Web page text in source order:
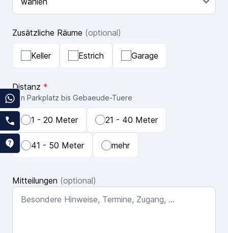
Zusätzliche Räume (optional)
Keller Estrich Garage
Distanz *
Von Parkplatz bis Gebaeude-Tuere
1 - 20 Meter 21 - 40 Meter
41 - 50 Meter mehr
Mitteilungen (optional)